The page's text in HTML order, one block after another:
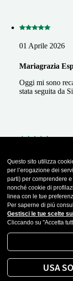
Questo sito utilizza
per l’erogazione dei
parti) per comprendere
nonché cookie di
linea con le tue
Per saperne di più
Gestisci le tue scelte
Cliccando su "Accetta
USA
01 Aprile 2026
Mariagrazia
Oggi mi sono
stata seguita da
01 Aprile 2026
Domenico
Mi sono recato
eccellente. Mi
Recensioni importate da